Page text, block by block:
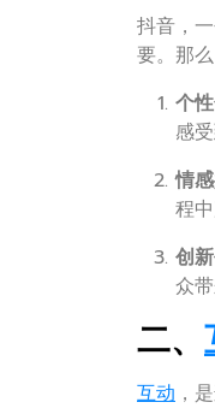
抖音，
要。那
个
感
情
程
创
众
二、
互动 ，